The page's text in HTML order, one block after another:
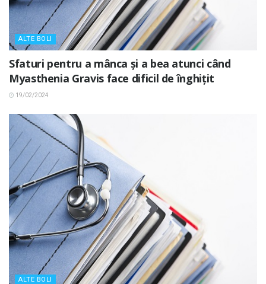
ALTE BOLI
Sfaturi pentru a mânca și a bea atunci când
Myasthenia Gravis face dificil de înghițit
19/02/2024
ALTE BOLI